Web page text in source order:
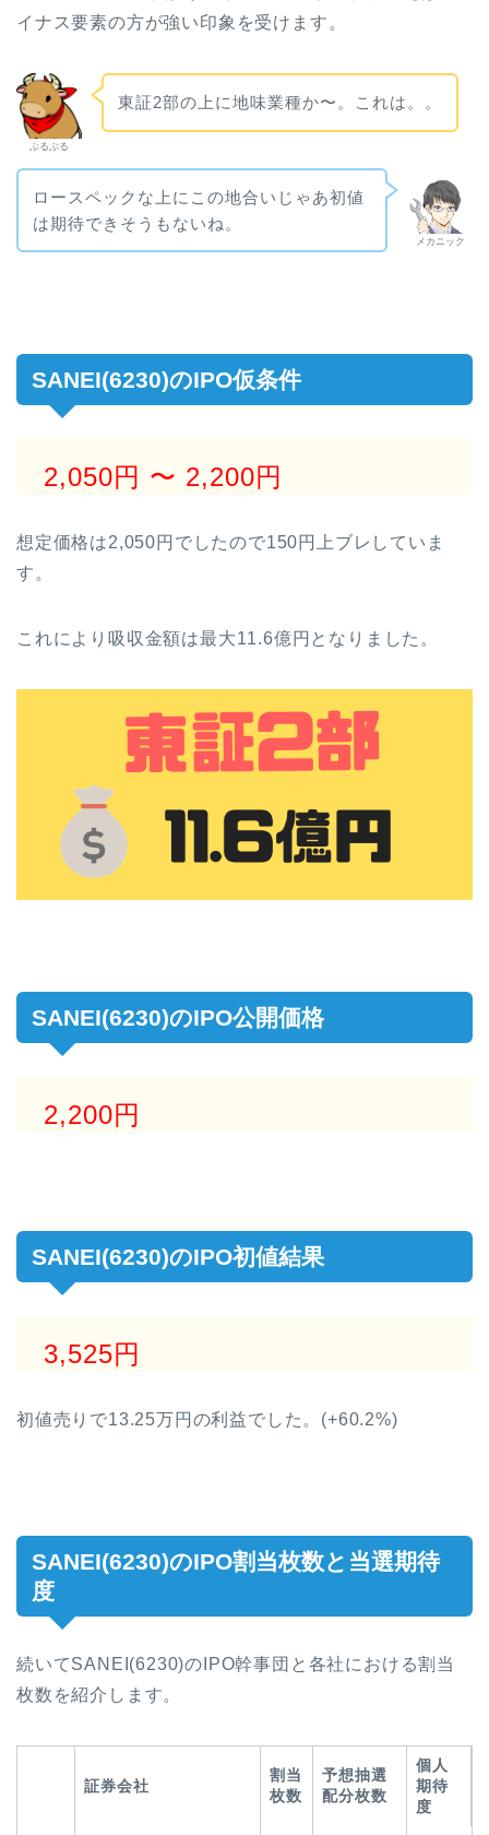
イナス要素の方が強い印象を受けます。
ぶるぶる
東証2部の上に地味業種か〜。これは。。
メカニック
ロースペックな上にこの地合いじゃあ初値
は期待できそうもないね。
SANEI(6230)のIPO仮条件
2,050円 〜 2,200円
想定価格は2,050円でしたので150円上ブレしていま
す。
これにより吸収金額は最大11.6億円となりました。
SANEI(6230)のIPO公開価格
2,200円
SANEI(6230)のIPO初値結果
3,525円
初値売りで13.25万円の利益でした。(+60.2%)
SANEI(6230)のIPO割当枚数と当選期待
度
続いてSANEI(6230)のIPO幹事団と各社における割当
枚数を紹介します。
証券会社
割当
枚数
予想抽選
配分枚数
個人
期待
度